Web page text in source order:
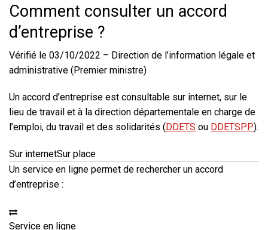
Comment consulter un accord
d’entreprise ?
Vérifié le 03/10/2022 – Direction de l’information légale et
administrative (Premier ministre)
Un accord d’entreprise est consultable sur internet, sur le
lieu de travail et à la direction départementale en charge de
l’emploi, du travail et des solidarités ( DDETS ou DDETSPP).
Sur internetSur place
Un service en ligne permet de rechercher un accord
d’entreprise :
Service en ligne